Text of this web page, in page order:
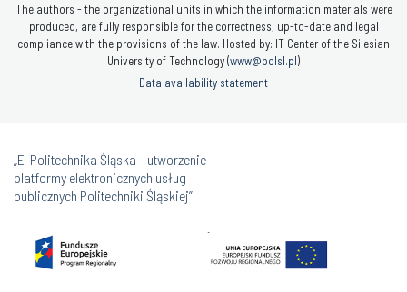
The authors - the organizational units in which the information materials were
produced, are fully responsible for the correctness, up-to-date and legal
compliance with the provisions of the law. Hosted by: IT Center of the Silesian
University of Technology (www@polsl.pl)
Data availability statement
„E-Politechnika Śląska - utworzenie
platformy elektronicznych usług
publicznych Politechniki Śląskiej”